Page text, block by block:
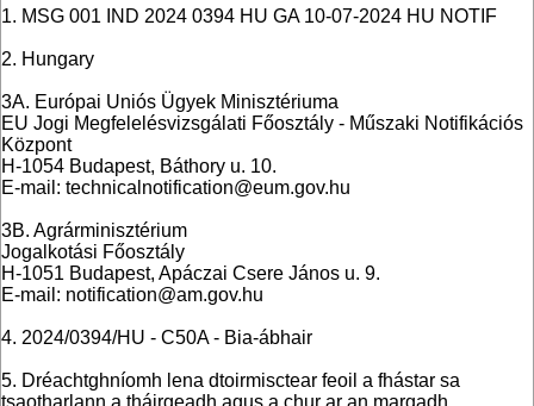
1. MSG 001 IND 2024 0394 HU GA 10-07-2024 HU NOTIF
2. Hungary
3A. Európai Uniós Ügyek Minisztériuma
EU Jogi Megfelelésvizsgálati Főosztály - Műszaki Notifikációs
Központ
H-1054 Budapest, Báthory u. 10.
E-mail: technicalnotification@eum.gov.hu
3B. Agrárminisztérium
Jogalkotási Főosztály
H-1051 Budapest, Apáczai Csere János u. 9.
E-mail: notification@am.gov.hu
4. 2024/0394/HU - C50A - Bia-ábhair
5. Dréachtghníomh lena dtoirmisctear feoil a fhástar sa